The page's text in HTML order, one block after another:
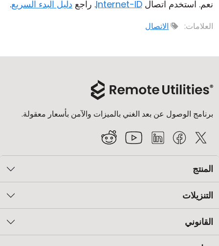
نعم. استخدم اتصال Internet-ID. راجع دليل البدء السريع.
العلامات: الاتصال
برنامج الوصول عن بعد الغني بالميزات والآمن بأسعار معقولة.
المنتج
التنزيلات
القانوني